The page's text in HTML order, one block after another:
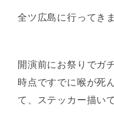
全ツ広島に行ってき
開演前にお祭りでガ
時点ですでに喉が死
て、ステッカー描い